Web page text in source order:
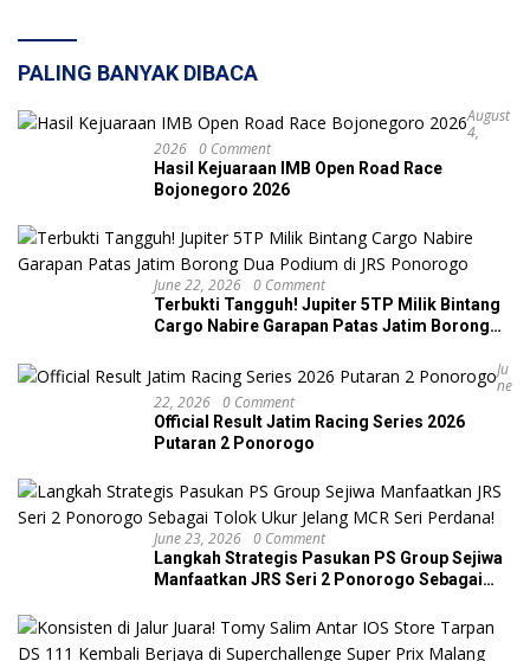
PALING BANYAK DIBACA
August
4,
2026 0 Comment
Hasil Kejuaraan IMB Open Road Race
Bojonegoro 2026
June 22, 2026 0 Comment
Terbukti Tangguh! Jupiter 5TP Milik Bintang
Cargo Nabire Garapan Patas Jatim Borong
Ju
Ne
22, 2026 0 Comment
Official Result Jatim Racing Series 2026
Putaran 2 Ponorogo
June 23, 2026 0 Comment
Langkah Strategis Pasukan PS Group Sejiwa
Manfaatkan JRS Seri 2 Ponorogo Sebagai